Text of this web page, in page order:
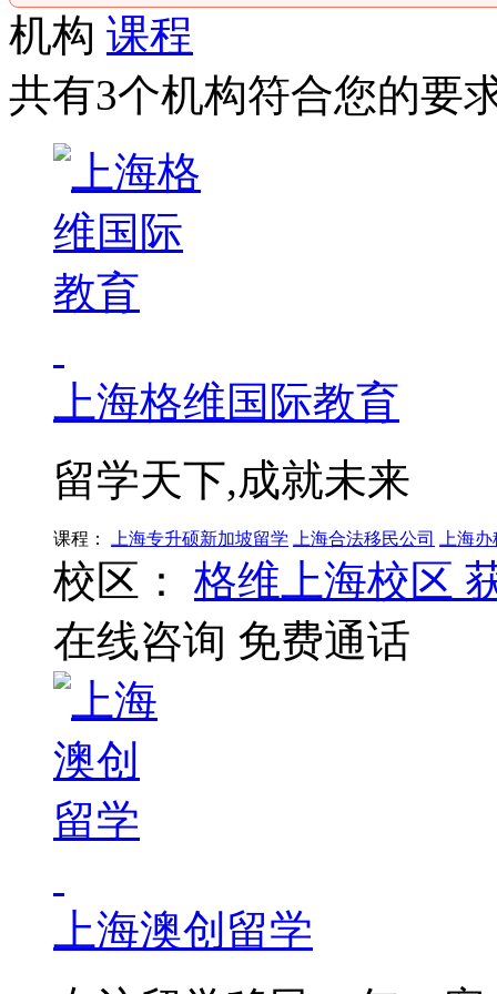
机构 课程
共有3个机构符合您的要
上海格维国际教育
留学天下,成就未来
课程： 上海专升硕新加坡留学 上海合法移民公司 上海
校区： 格维上海校区
在线咨询 免费通话
上海澳创留学